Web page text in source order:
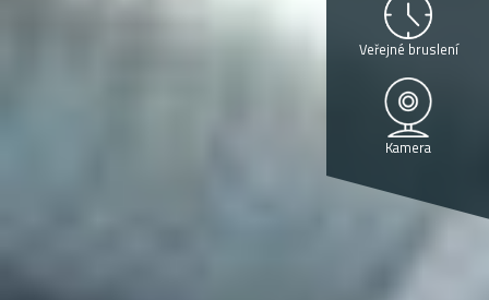
Veřejné bruslení
Kamera